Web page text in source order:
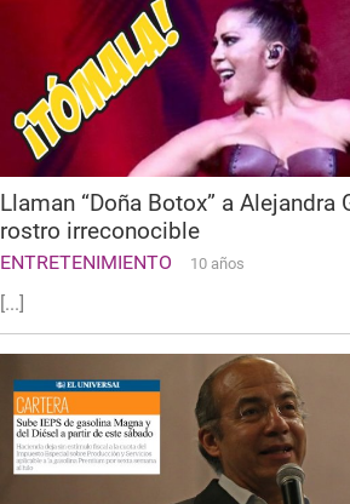
Llaman “Doña Botox” a Alejandra
rostro irreconocible
ENTRETENIMIENTO 10 años
[...]